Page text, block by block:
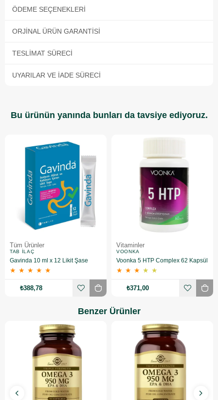
ÖDEME SEÇENEKLERI
ORJINAL ÜRÜN GARANTISI
TESLIMAT SÜRECI
UYARILAR VE İADE SÜRECI
Bu ürünün yanında bunları da tavsiye ediyoruz.
Tüm Ürünler
TAB İLAÇ
Gavinda 10 ml x 12 Likit Şase
★ ★ ★ ★ ★
₺388,78
Vitaminler
VOONKA
Voonka 5 HTP Complex 62 Kapsül
★ ★ ★ ★ ★
₺371,00
Benzer Ürünler